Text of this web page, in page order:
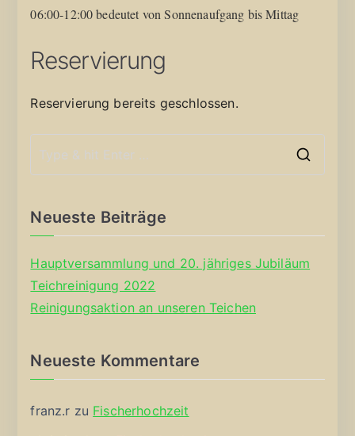
06:00-12:00 bedeutet von Sonnenaufgang bis Mittag
Reservierung
Reservierung bereits geschlossen.
Neueste Beiträge
Hauptversammlung und 20. jähriges Jubiläum
Teichreinigung 2022
Reinigungsaktion an unseren Teichen
Neueste Kommentare
franz.r zu Fischerhochzeit